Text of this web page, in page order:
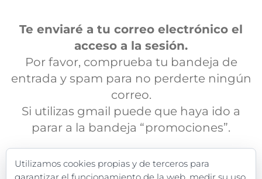
Te enviaré a tu correo electrónico el
acceso a la sesión.
Por favor, comprueba tu bandeja de
entrada y spam para no perderte ningún
correo.
Si utilizas gmail puede que haya ido a
parar a la bandeja “promociones”.
Utilizamos cookies propias y de terceros para